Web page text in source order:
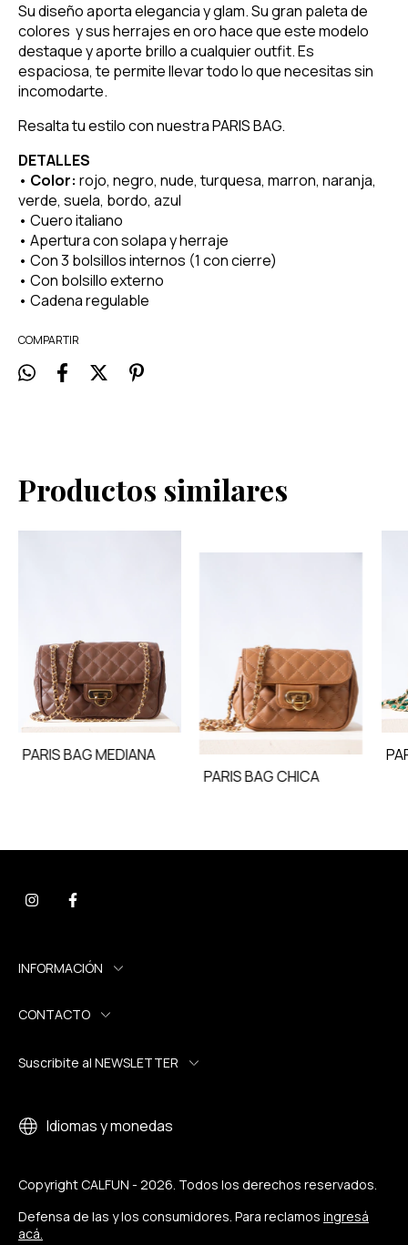
Su diseño aporta elegancia y glam. Su gran paleta de
colores y sus herrajes en oro hace que este modelo
destaque y aporte brillo a cualquier outfit. Es
espaciosa, te permite llevar todo lo que necesitas sin
incomodarte.
Resalta tu estilo con nuestra PARIS BAG.
DETALLES
• Color: rojo, negro, nude, turquesa, marron, naranja,
verde, suela, bordo, azul
• Cuero italiano
• Apertura con solapa y herraje
• Con 3 bolsillos internos (1 con cierre)
• Con bolsillo externo
• Cadena regulable
COMPARTIR
Productos similares
PARIS BAG MEDIANA
PARIS BAG CHICA
INFORMACIÓN
CONTACTO
Suscribite al NEWSLETTER
Idiomas y monedas
Copyright CALFUN - 2026. Todos los derechos reservados.
Defensa de las y los consumidores. Para reclamos ingresá
acá.